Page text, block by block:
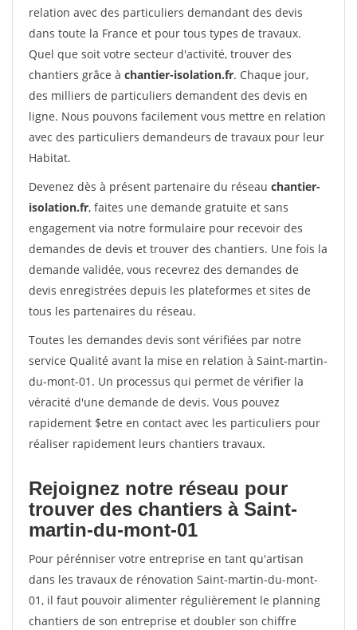
relation avec des particuliers demandant des devis
dans toute la France et pour tous types de travaux.
Quel que soit votre secteur d'activité, trouver des
chantiers grâce à chantier-isolation.fr. Chaque jour,
des milliers de particuliers demandent des devis en
ligne. Nous pouvons facilement vous mettre en relation
avec des particuliers demandeurs de travaux pour leur
Habitat.
Devenez dès à présent partenaire du réseau chantier-
isolation.fr, faites une demande gratuite et sans
engagement via notre formulaire pour recevoir des
demandes de devis et trouver des chantiers. Une fois la
demande validée, vous recevrez des demandes de
devis enregistrées depuis les plateformes et sites de
tous les partenaires du réseau.
Toutes les demandes devis sont vérifiées par notre
service Qualité avant la mise en relation à Saint-martin-
du-mont-01. Un processus qui permet de vérifier la
véracité d'une demande de devis. Vous pouvez
rapidement $etre en contact avec les particuliers pour
réaliser rapidement leurs chantiers travaux.
Rejoignez notre réseau pour
trouver des chantiers à Saint-
martin-du-mont-01
Pour pérénniser votre entreprise en tant qu'artisan
dans les travaux de rénovation Saint-martin-du-mont-
01, il faut pouvoir alimenter régulièrement le planning
chantiers de son entreprise et doubler son chiffre